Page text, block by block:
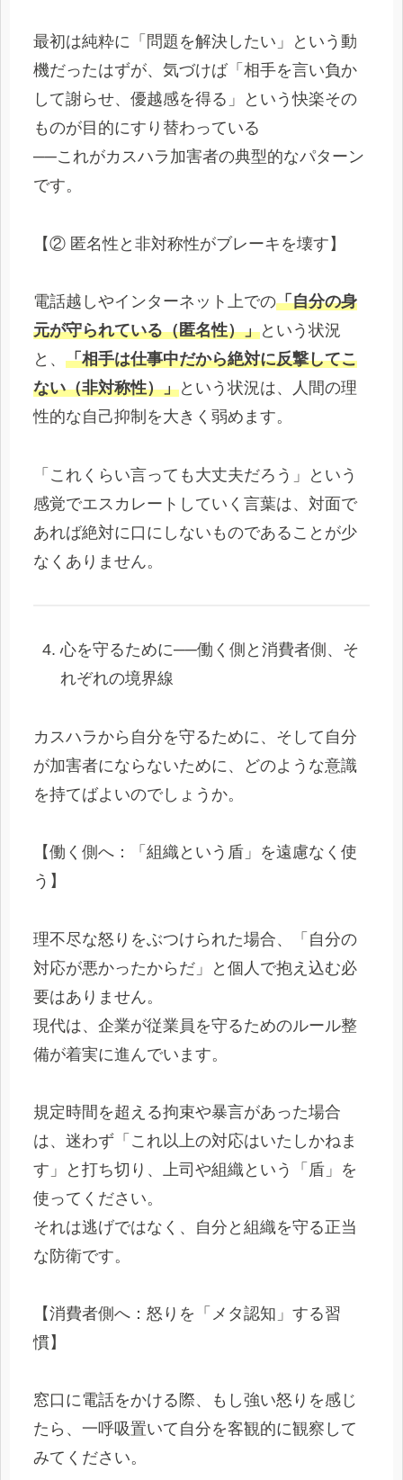
最初は純粋に「問題を解決したい」という動
機だったはずが、気づけば「相手を言い負か
して謝らせ、優越感を得る」という快楽その
ものが目的にすり替わっている
──これがカスハラ加害者の典型的なパターン
です。
【② 匿名性と非対称性がブレーキを壊す】
電話越しやインターネット上での「自分の身
元が守られている（匿名性）」という状況
と、 「相手は仕事中だから絶対に反撃してこ
ない（非対称性）」という状況は、人間の理
性的な自己抑制を大きく弱めます。
「これくらい言っても大丈夫だろう」という
感覚でエスカレートしていく言葉は、対面で
あれば絶対に口にしないものであることが少
なくありません。
心を守るために──働く側と消費者側、そ
れぞれの境界線
カスハラから自分を守るために、そして自分
が加害者にならないために、どのような意識
を持てばよいのでしょうか。
【働く側へ：「組織という盾」を遠慮なく使
う】
理不尽な怒りをぶつけられた場合、「自分の
対応が悪かったからだ」と個人で抱え込む必
要はありません。
現代は、企業が従業員を守るためのルール整
備が着実に進んでいます。
規定時間を超える拘束や暴言があった場合
は、迷わず「これ以上の対応はいたしかねま
す」と打ち切り、上司や組織という「盾」を
使ってください。
それは逃げではなく、自分と組織を守る正当
な防衛です。
【消費者側へ：怒りを「メタ認知」する習
慣】
窓口に電話をかける際、もし強い怒りを感じ
たら、一呼吸置いて自分を客観的に観察して
みてください。